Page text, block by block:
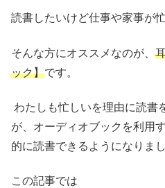
読書したいけど仕事や家事が
そんな方にオススメなのが、
ック】です。
わたしも忙しいを理由に読書
が、オーディオブックを利用
的に読書できるようになりまし
この記事では